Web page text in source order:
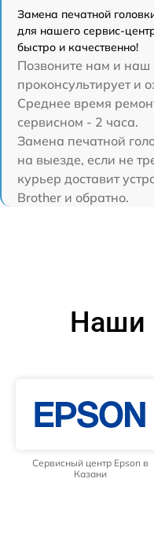
Замена печатной
для нашего сервис-
быстро и качественно!
Позвоните нам и наш
проконсультирует и
Среднее время
сервисном - 2 часа.
Замена печатной
на выезде, если не
курьер доставит
Brother и обратно.
Наши
Сервисный центр Epson в
Казани